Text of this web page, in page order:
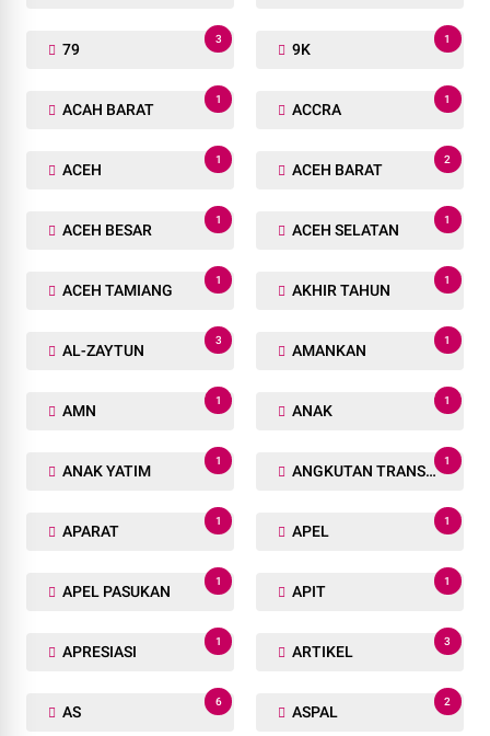
79
3
9K
1
ACAH BARAT
1
ACCRA
1
ACEH
1
ACEH BARAT
2
ACEH BESAR
1
ACEH SELATAN
1
ACEH TAMIANG
1
AKHIR TAHUN
1
AL-ZAYTUN
3
AMANKAN
1
AMN
1
ANAK
1
ANAK YATIM
1
ANGKUTAN TRANSPORTASI
1
APARAT
1
APEL
1
APEL PASUKAN
1
APIT
1
APRESIASI
1
ARTIKEL
3
AS
6
ASPAL
2